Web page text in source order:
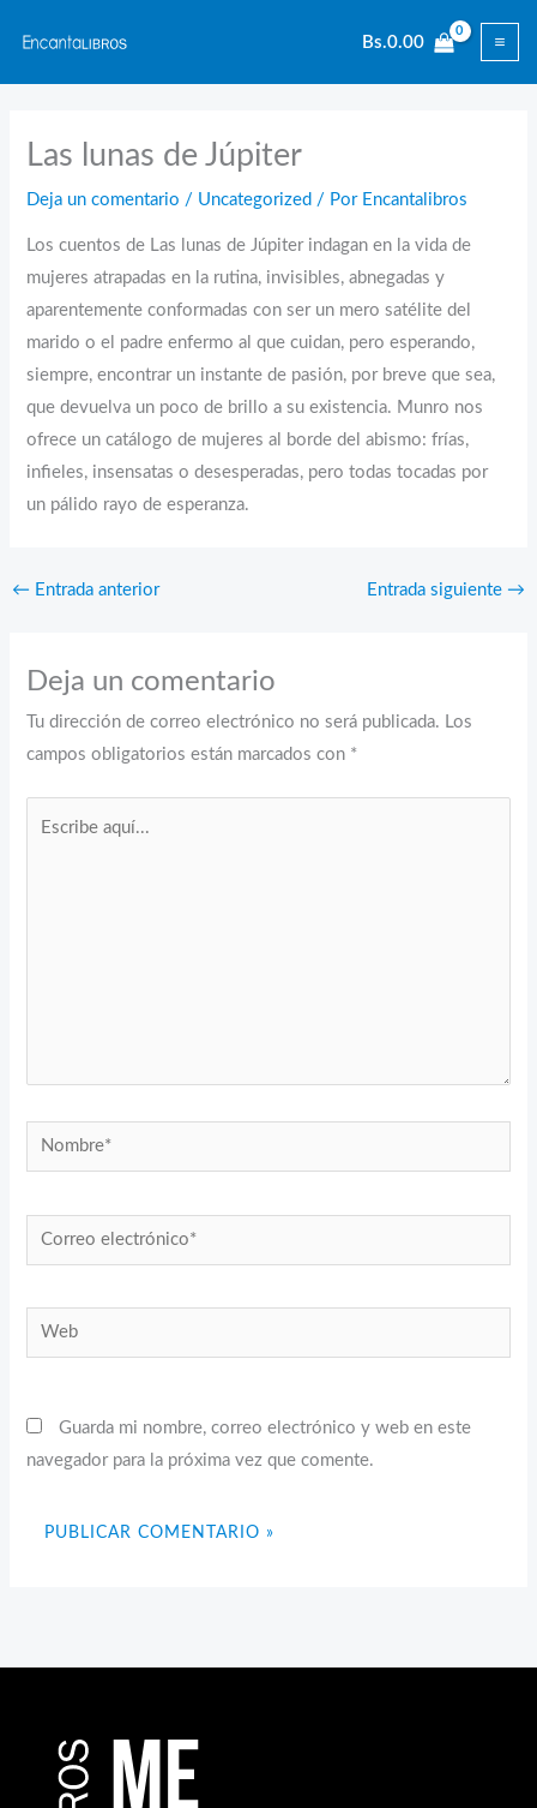
contenido
Bs.0.00
Las lunas de Júpiter
Deja un comentario / Uncategorized / Por Encantalibros
Los cuentos de Las lunas de Júpiter indagan en la vida de
mujeres atrapadas en la rutina, invisibles, abnegadas y
aparentemente conformadas con ser un mero satélite del
marido o el padre enfermo al que cuidan, pero esperando,
siempre, encontrar un instante de pasión, por breve que sea,
que devuelva un poco de brillo a su existencia. Munro nos
ofrece un catálogo de mujeres al borde del abismo: frías,
infieles, insensatas o desesperadas, pero todas tocadas por
un pálido rayo de esperanza.
← Entrada anterior Entrada siguiente →
Deja un comentario
Tu dirección de correo electrónico no será publicada. Los
campos obligatorios están marcados con *
Nombre*
Correo
electrónico*
Web
Guarda mi nombre, correo electrónico y web en este
navegador para la próxima vez que comente.